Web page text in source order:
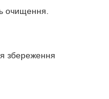
очищення.
збереження